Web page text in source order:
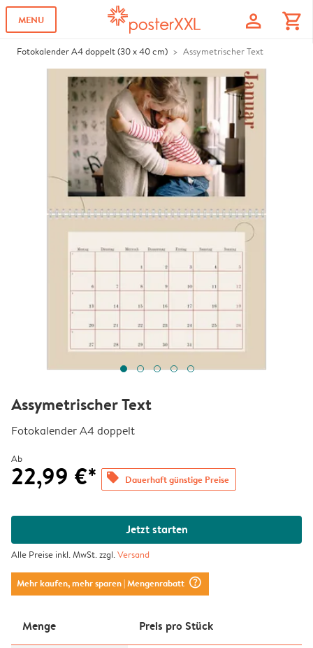
MENU profile shopping_cart
Fotokalender A4 doppelt (30 x 40 cm) Assymetrischer Text
Assymetrischer Text
Fotokalender A4 doppelt
Ab
22,99 €* offers Dauerhaft günstige Preise
Jetzt starten
Alle Preise inkl. MwSt. zzgl.Versand
Mehr kaufen, mehr sparen| Mengenrabatt question_mark_circle
Menge Preis pro Stück